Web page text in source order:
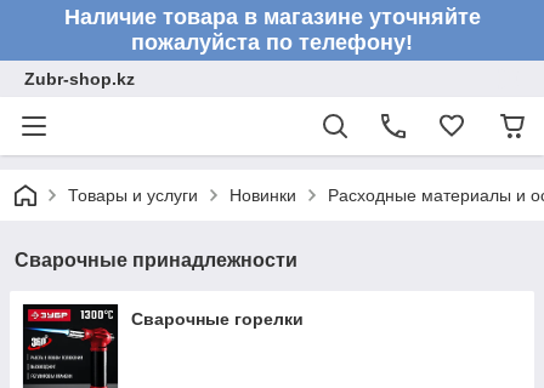
Наличие товара в магазине уточняйте
пожалуйста по телефону!
Zubr-shop.kz
Товары и услуги Новинки Расходные материалы и
Сварочные принадлежности
Сварочные горелки